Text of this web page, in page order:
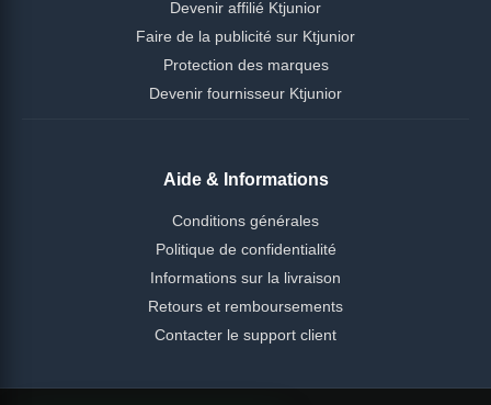
Devenir affilié Ktjunior
Faire de la publicité sur Ktjunior
Protection des marques
Devenir fournisseur Ktjunior
Aide & Informations
Conditions générales
Politique de confidentialité
Informations sur la livraison
Retours et remboursements
Contacter le support client